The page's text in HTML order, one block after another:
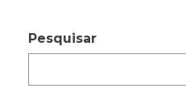
Pesquisar